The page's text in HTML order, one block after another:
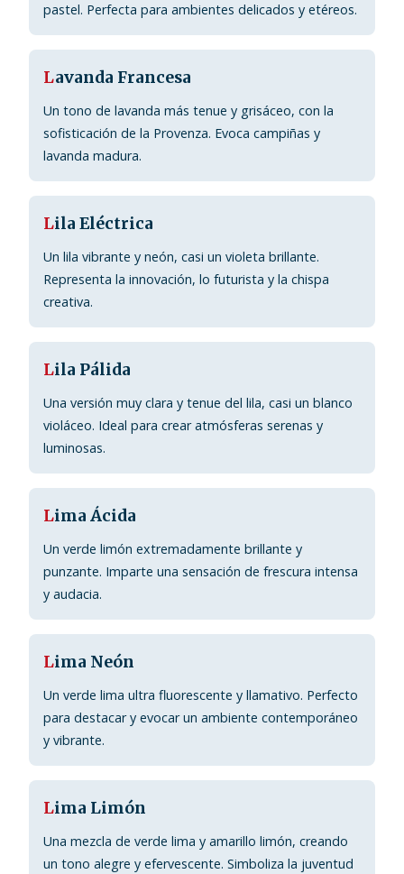
pastel. Perfecta para ambientes delicados y etéreos.
Lavanda Francesa
Un tono de lavanda más tenue y grisáceo, con la
sofisticación de la Provenza. Evoca campiñas y
lavanda madura.
Lila Eléctrica
Un lila vibrante y neón, casi un violeta brillante.
Representa la innovación, lo futurista y la chispa
creativa.
Lila Pálida
Una versión muy clara y tenue del lila, casi un blanco
violáceo. Ideal para crear atmósferas serenas y
luminosas.
Lima Ácida
Un verde limón extremadamente brillante y
punzante. Imparte una sensación de frescura intensa
y audacia.
Lima Neón
Un verde lima ultra fluorescente y llamativo. Perfecto
para destacar y evocar un ambiente contemporáneo
y vibrante.
Lima Limón
Una mezcla de verde lima y amarillo limón, creando
un tono alegre y efervescente. Simboliza la juventud